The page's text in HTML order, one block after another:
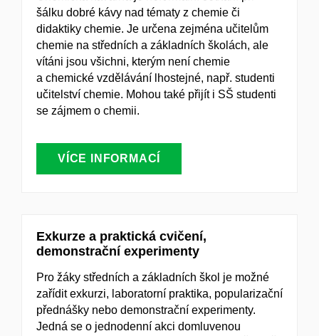
šálku dobré kávy nad tématy z chemie či
didaktiky chemie. Je určena zejména učitelům
chemie na středních a základních školách, ale
vítáni jsou všichni, kterým není chemie
a chemické vzdělávání lhostejné, např. studenti
učitelství chemie. Mohou také přijít i SŠ studenti
se zájmem o chemii.
VÍCE INFORMACÍ
Exkurze a praktická cvičení,
demonstrační experimenty
Pro žáky středních a základních škol je možné
zařídit exkurzi, laboratorní praktika, popularizační
přednášky nebo demonstrační experimenty.
Jedná se o jednodenní akci domluvenou